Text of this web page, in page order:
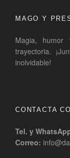
MAGO Y
Magia,
trayectoria.
inolvidable!
CONTACTA
Tel. y
Correo: